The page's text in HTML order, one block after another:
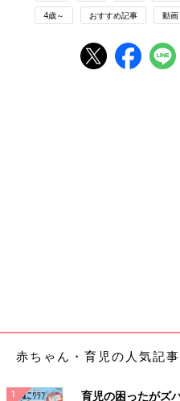
4歳～ おすすめ記事 動画
赤ちゃん・育児の人気記
育児の困ったがズ